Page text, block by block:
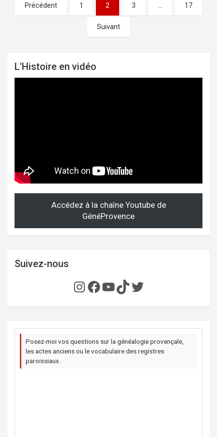
Pagination
Précédent 1 2 3 17
Suivant
L'Histoire en vidéo
Accédez à la chaîne Youtube de
GénéProvence
Suivez-nous
Instagram
Facebook
YouTube
TikTok
Twitter
Posez-moi vos questions sur la généalogie provençale,
les actes anciens ou le vocabulaire des registres
paroissiaux.